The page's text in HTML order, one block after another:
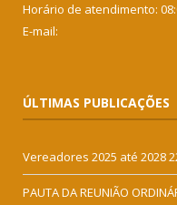
Horário de atendimento:
E-mail:
ÚLTIMAS PUBLICAÇÕES
Vereadores 2025 até 2028
PAUTA DA REUNIÃO